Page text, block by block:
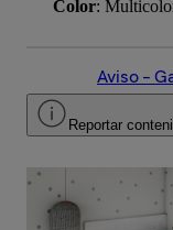
Color:
Aviso –
Reportar